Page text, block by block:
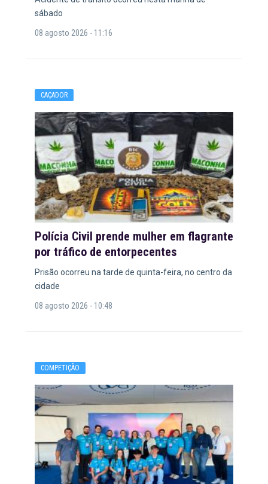
sábado
08 agosto 2026 - 11:16
CAÇADOR
Polícia Civil prende mulher em flagrante
por tráfico de entorpecentes
Prisão ocorreu na tarde de quinta-feira, no centro da
cidade
08 agosto 2026 - 10:48
COMPETIÇÃO